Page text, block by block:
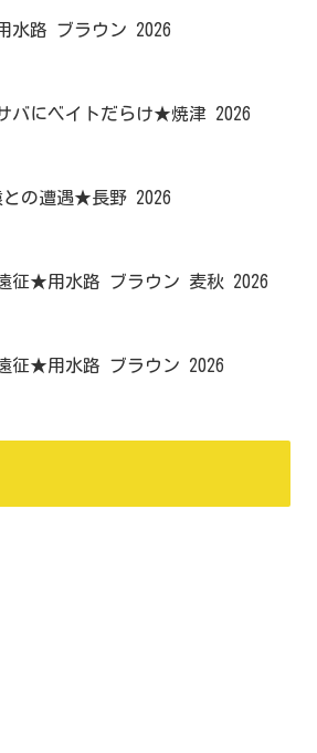
水路 ブラウン 2026
バにベイトだらけ★焼津 2026
の遭遇★長野 2026
征★用水路 ブラウン 麦秋 2026
征★用水路 ブラウン 2026